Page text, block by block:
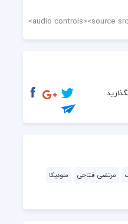
دوتامون
مرتضی فتاحی
ملودیکا